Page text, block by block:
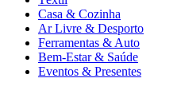
Casa & Cozinha
Ar Livre & Desporto
Ferramentas & Auto
Bem-Estar & Saúde
Eventos & Presentes